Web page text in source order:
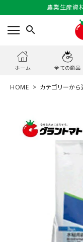
農業生産資
search
ホーム 全ての商品
HOME カテゴリーから